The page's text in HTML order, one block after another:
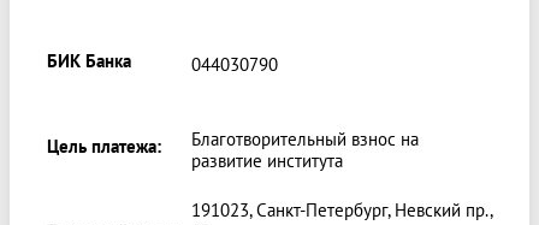
БИК Банка 044030790
Цель платежа:
Благотворительный взнос на
развитие института
191023, Санкт-Петербург, Невский пр.,